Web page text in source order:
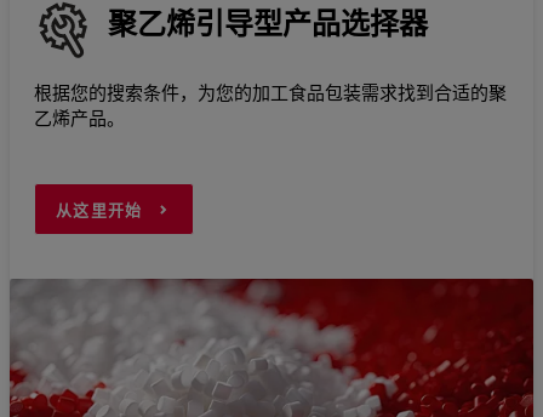
聚乙烯引导型产品选择器
根据您的搜索条件，为您的加工食品包装需求找到合适的聚
乙烯产品。
从这里开始